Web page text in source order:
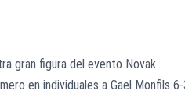
gran figura del evento Novak
en individuales a Gael Monfils